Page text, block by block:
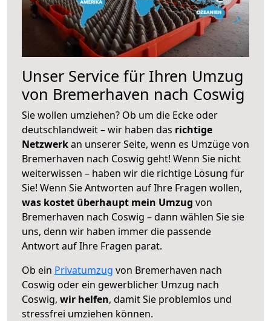
Unser Service für Ihren Umzug
von Bremerhaven nach Coswig
Sie wollen umziehen? Ob um die Ecke oder
deutschlandweit – wir haben das richtige
Netzwerkan unserer Seite, wenn es Umzüge von
Bremerhaven nach Coswig geht! Wenn Sie nicht
weiterwissen – haben wir die richtige Lösung für
Sie! Wenn Sie Antworten auf Ihre Fragen wollen,
was kostet überhaupt mein Umzug von
Bremerhaven nach Coswig – dann wählen Sie sie
uns, denn wir haben immer die passende
Antwort auf Ihre Fragen parat.
Ob ein Privatumzug von Bremerhaven nach
Coswig oder ein gewerblicher Umzug nach
Coswig, wir helfen, damit Sie problemlos und
stressfrei umziehen können.